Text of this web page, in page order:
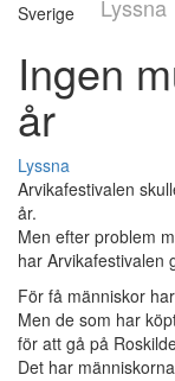
Lyssna
Sverige
Ingen
år
Lyssna
Arvikafestivalen
år.
Men efter problem
har Arvikafestivalen
För få människor
Men de som har
för att gå på
Det har